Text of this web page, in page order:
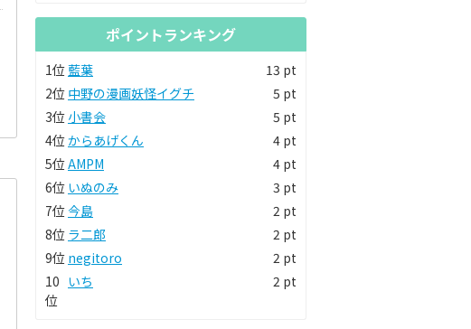
ポイントランキング
1位藍葉
13 pt
2位 中野の漫画妖怪イグチ
5 pt
3位 小書会
5 pt
4位からあげくん
4 pt
5位AMPM
4 pt
6位 いぬのみ
3 pt
7位今島
2 pt
8位 ラ二郎
2 pt
9位 negitoro
2 pt
10
位
いち 2 pt